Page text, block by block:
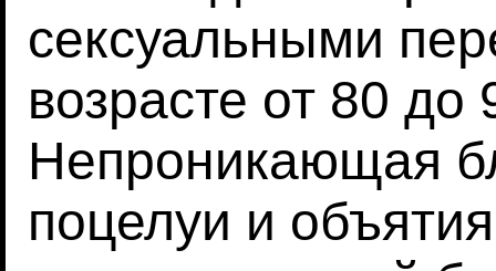
сексуальными
возрасте от 80 до
Непроникающая
поцелуи и